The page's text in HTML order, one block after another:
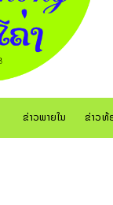
ຂ່າວພາຍໃນ ຂ່າວທ້